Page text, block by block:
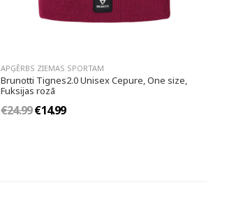
APĢĒRBS ZIEMAS SPORTAM
Brunotti Tignes2.0 Unisex Cepure, One size,
Fuksijas rozā
€24.99€14.99